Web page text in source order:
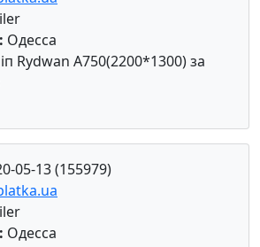
Одесса
Rydwan A750(2200*1300) за
05-13 (155979)
Одесса